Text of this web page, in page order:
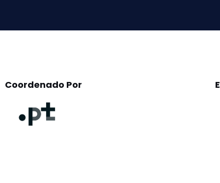
Coordenado Por